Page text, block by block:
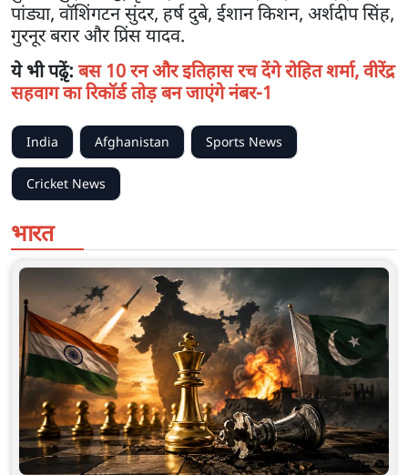
पांड्या, वॉशिंगटन सुंदर, हर्ष दुबे, ईशान किशन, अर्शदीप सिंह,
गुरनूर बरार और प्रिंस यादव.
ये भी पढ़ृें: बस 10 रन और इतिहास रच देंगे रोहित शर्मा, वीरेंद्र
सहवाग का रिकॉर्ड तोड़ बन जाएंगे नंबर-1
India Afghanistan Sports News
Cricket News
भारत